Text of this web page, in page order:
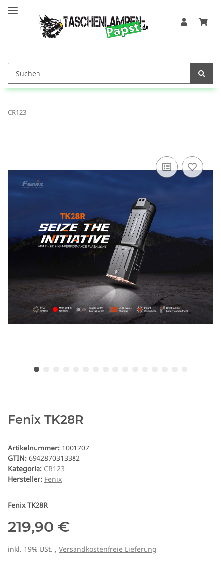
CR123
Fenix TK28R
Artikelnummer: 1001707
GTIN: 6942870313382
Kategorie: CR123
Hersteller: Fenix
Fenix TK28R
219,90 €
inkl. 19% USt. , Versandkostenfreie Lieferung